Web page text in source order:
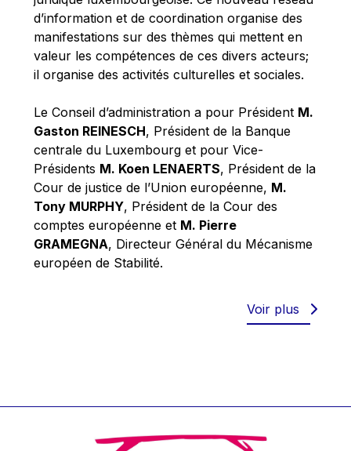
Nobuo Tanaka
Otmar Issing
Paolo Mengozzi
Paschal Donohoe
Pat Cox
Patrizia Nanz
Philippe Maystadt
Pierre Gramegna
Richard Pelly
Robert Goebbels
Robert REYNDERS
Timothy Radcliffe
Vaclav Klaus
d’information et de coordination organise des
manifestations sur des thèmes qui mettent en
valeur les compétences de ces divers acteurs;
il organise des activités culturelles et sociales.
Le Conseil d’administration a pour Président M.
Gaston REINESCH, Président de la Banque
centrale du Luxembourg et pour Vice-
Présidents M. Koen LENAERTS, Président de la
Cour de justice de l’Union européenne, M.
Tony MURPHY, Président de la Cour des
comptes européenne et M. Pierre
GRAMEGNA, Directeur Général du Mécanisme
européen de Stabilité.
Voir plus